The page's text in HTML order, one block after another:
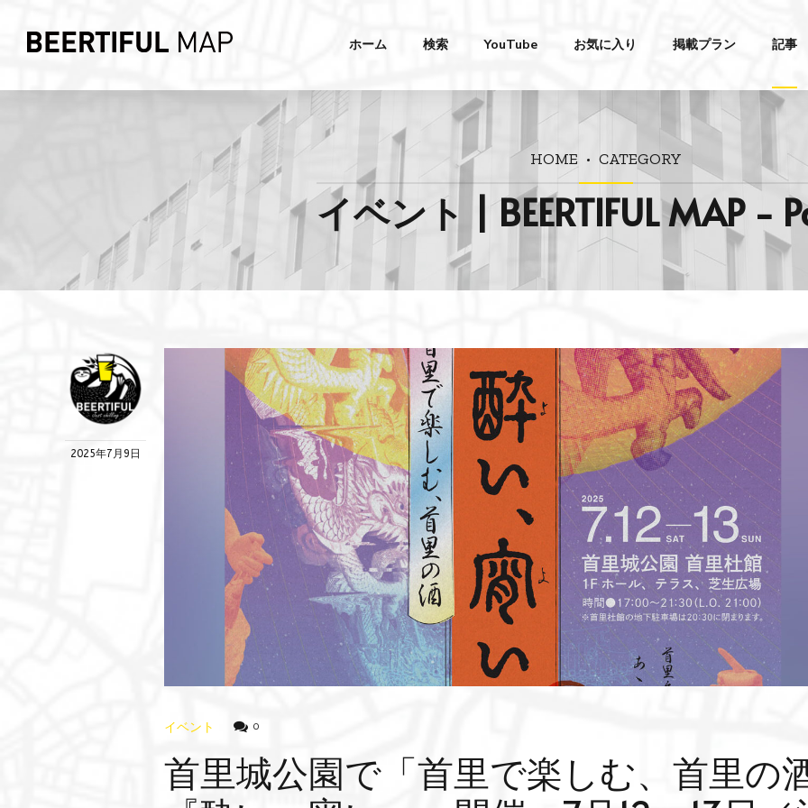
ホーム 検索 YouTube お気に入り 掲載プラン 記事
HOME CATEGORY
イベント | BEERTIFUL MAP -
2025年7月9日
イベント 0
首里城公園で「首里で楽しむ、首里の